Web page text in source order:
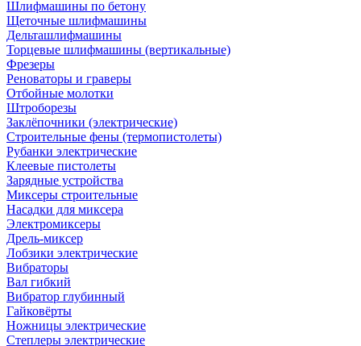
Шлифмашины по бетону
Щеточные шлифмашины
Дельташлифмашины
Торцевые шлифмашины (вертикальные)
Фрезеры
Реноваторы и граверы
Отбойные молотки
Штроборезы
Заклёпочники (электрические)
Строительные фены (термопистолеты)
Рубанки электрические
Клеевые пистолеты
Зарядные устройства
Миксеры строительные
Насадки для миксера
Электромиксеры
Дрель-миксер
Лобзики электрические
Вибраторы
Вал гибкий
Вибратор глубинный
Гайковёрты
Ножницы электрические
Степлеры электрические